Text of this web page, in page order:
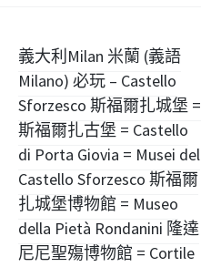
文
章
導
覽
義大利Milan 米蘭 (義語
Milano) 必玩 – Castello
Sforzesco 斯福爾扎城堡 =
斯福爾扎古堡 = Castello
di Porta Giovia = Musei del
Castello Sforzesco 斯福爾
扎城堡博物館 = Museo
della Pietà Rondanini 隆達
尼尼聖殤博物館 = Cortile